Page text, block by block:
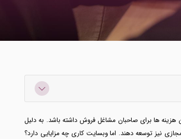
ها برای صاحبان مشاغل فروش داشته باشد. به دلیل
نیز توسعه دهند. اما وبسایت کاری چه مزایایی دارد؟